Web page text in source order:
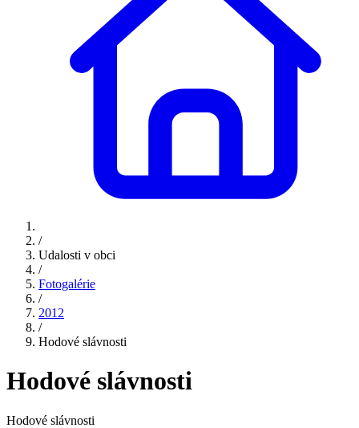
/
Udalosti v obci
/
Fotogalérie
/
2012
/
Hodové slávnosti
Hodové slávnosti
Hodové slávnosti